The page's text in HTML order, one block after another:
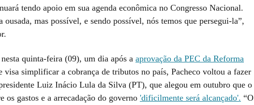
tendo apoio em sua agenda econômica no Congresso Nacional.
ousada, mas possível, e sendo possível, nós temos que persegui-la”,
quinta-feira (09), um dia após a aprovação da PEC da Reforma
visa simplificar a cobrança de tributos no país, Pacheco voltou a fazer
Luiz Inácio Lula da Silva (PT), que alegou em outubro que o
os gastos e a arrecadação do governo 'dificilmente será alcançado'. “O